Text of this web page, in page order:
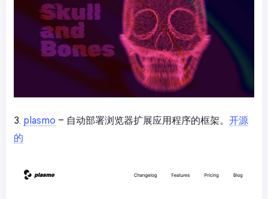
3. plasmo – 自动部署浏览器扩展应用程序的框架。 开源
的